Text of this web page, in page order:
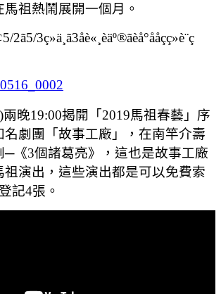
祖熱鬧展開一個月。
兩晚19:00揭開「2019馬祖春藝」序
名劇團「故事工廠」，在南竿介壽
─《3個諸葛亮》，這也是故事工廠
祖演出，這些演出都是可以免費索
記4張。